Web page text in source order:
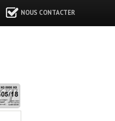
NOUS CONTACTER